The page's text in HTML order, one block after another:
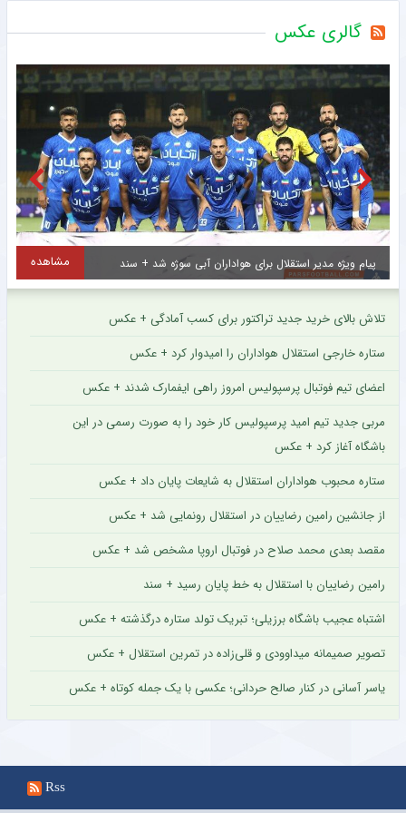
گالری عکس
سید حسین با انگیزه بالا در تمرین سپاهان + عکس مشاهده
تلاش بالای خرید جدید تراکتور برای کسب آمادگی + عکس
ستاره خارجی استقلال هواداران را امیدوار کرد + عکس
اعضای تیم فوتبال پرسپولیس امروز راهی ایفمارک شدند + عکس
مربی جدید تیم امید پرسپولیس کار خود را به صورت رسمی در این
باشگاه آغاز کرد + عکس
ستاره محبوب هواداران استقلال به شایعات پایان داد + عکس
از جانشین رامین رضاییان در استقلال رونمایی شد + عکس
مقصد بعدی محمد صلاح در فوتبال اروپا مشخص شد + عکس
رامین رضاییان با استقلال به خط پایان رسید + سند
اشتباه عجیب باشگاه برزیلی؛ تبریک تولد ستاره درگذشته + عکس
تصویر صمیمانه میداوودی و قلی‌زاده در تمرین استقلال + عکس
یاسر آسانی در کنار صالح حردانی؛ عکسی با یک جمله کوتاه + عکس
Rss